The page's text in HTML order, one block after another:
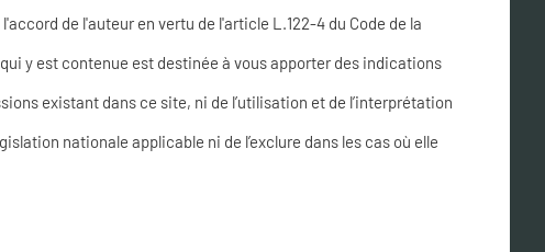
de l'auteur en vertu de l'article L.122-4 du Code de la
y est contenue est destinée à vous apporter des indications
existant dans ce site, ni de l’utilisation et de l’interprétation
nationale applicable ni de l’exclure dans les cas où elle